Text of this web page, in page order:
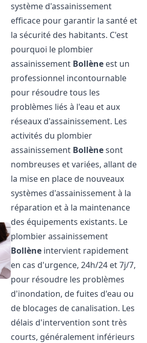
système d'assainissement
efficace pour garantir la santé et
la sécurité des habitants. C'est
pourquoi le plombier
assainissement Bollène est un
professionnel incontournable
pour résoudre tous les
problèmes liés à l'eau et aux
réseaux d'assainissement. Les
activités du plombier
assainissement Bollènesont
nombreuses et variées, allant de
la mise en place de nouveaux
systèmes d'assainissement à la
réparation et à la maintenance
des équipements existants. Le
plombier assainissement
Bollène intervient rapidement
en cas d'urgence, 24h/24 et 7j/7,
pour résoudre les problèmes
d'inondation, de fuites d'eau ou
de blocages de canalisation. Les
délais d'intervention sont très
courts, généralement inférieurs